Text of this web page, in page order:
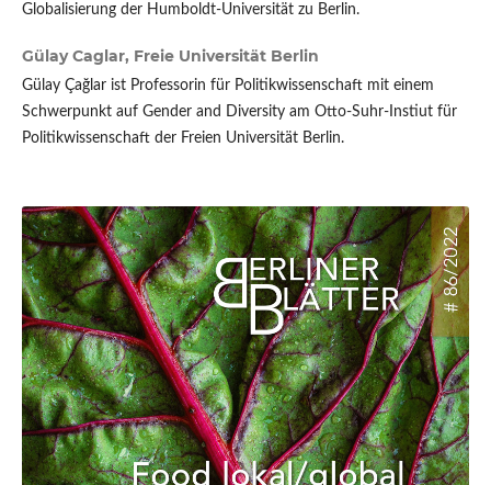
Globalisierung der Humboldt-Universität zu Berlin.
Gülay Caglar, Freie Universität Berlin
Gülay Çağlar ist Professorin für Politikwissenschaft mit einem
Schwerpunkt auf Gender and Diversity am Otto-Suhr-Instiut für
Politikwissenschaft der Freien Universität Berlin.